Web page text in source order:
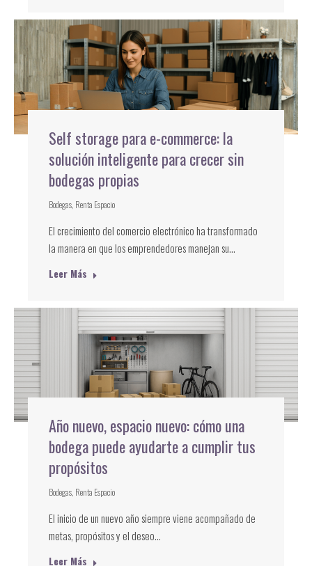
Self storage para e-commerce: la
solución inteligente para crecer sin
bodegas propias
Bodegas Renta Espacio
El crecimiento del comercio electrónico ha transformado
la manera en que los emprendedores manejan su…
Leer Más
Año nuevo, espacio nuevo: cómo una
bodega puede ayudarte a cumplir tus
propósitos
Bodegas Renta Espacio
El inicio de un nuevo año siempre viene acompañado de
metas, propósitos y el deseo…
Leer Más